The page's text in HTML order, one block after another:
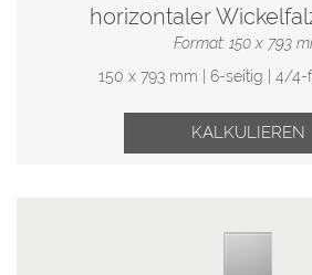
horizontaler
Format: 150 x 793
150 x 793 mm | 6-seitig | 4/4-
KALKULIEREN